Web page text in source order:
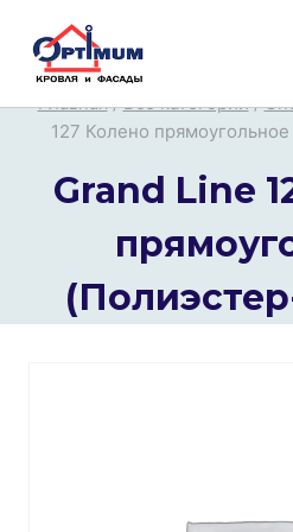
Перейти
Главная / Все категории /
127 Колено
Grand Line